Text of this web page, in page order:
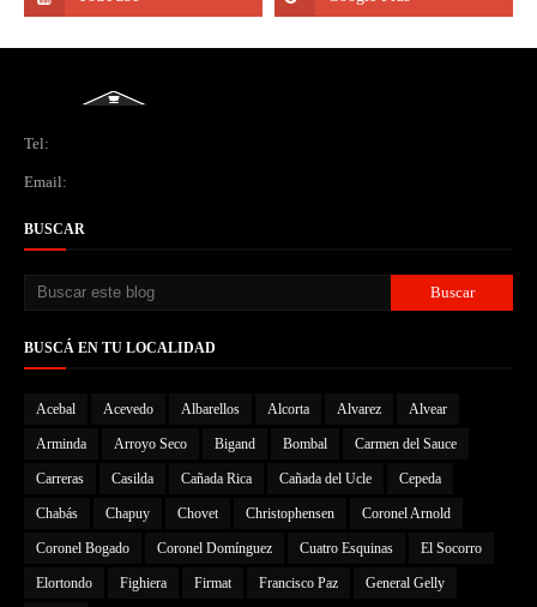
Tel:
Email:
BUSCAR
BUSCÁ EN TU LOCALIDAD
Acebal Acevedo Albarellos Alcorta Alvarez Alvear
Arminda Arroyo Seco Bigand Bombal Carmen del Sauce
Carreras Casilda Cañada Rica Cañada del Ucle Cepeda
Chabás Chapuy Chovet Christophensen Coronel Arnold
Coronel Bogado Coronel Domínguez Cuatro Esquinas El Socorro
Elortondo Fighiera Firmat Francisco Paz General Gelly